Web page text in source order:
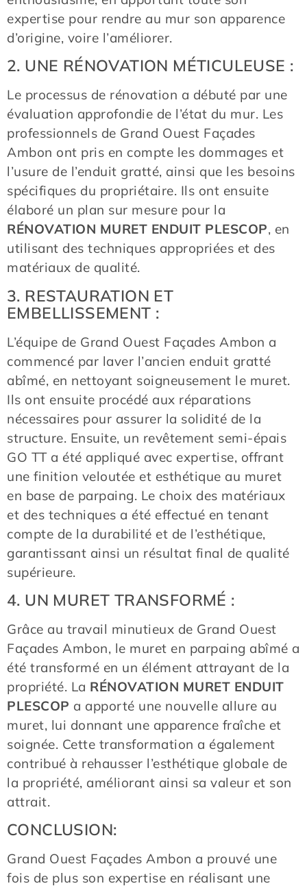
expertise pour rendre au mur son apparence
d’origine, voire l’améliorer.
2. UNE RÉNOVATION MÉTICULEUSE :
Le processus de rénovation a débuté par une
évaluation approfondie de l’état du mur. Les
professionnels de Grand Ouest Façades
Ambon ont pris en compte les dommages et
l’usure de l’enduit gratté, ainsi que les besoins
spécifiques du propriétaire. Ils ont ensuite
élaboré un plan sur mesure pour la
RÉNOVATION MURET ENDUIT PLESCOP, en
utilisant des techniques appropriées et des
matériaux de qualité.
3. RESTAURATION ET
EMBELLISSEMENT :
L’équipe de Grand Ouest Façades Ambon a
commencé par laver l’ancien enduit gratté
abîmé, en nettoyant soigneusement le muret.
Ils ont ensuite procédé aux réparations
nécessaires pour assurer la solidité de la
structure. Ensuite, un revêtement semi-épais
GO TT a été appliqué avec expertise, offrant
une finition veloutée et esthétique au muret
en base de parpaing. Le choix des matériaux
et des techniques a été effectué en tenant
compte de la durabilité et de l’esthétique,
garantissant ainsi un résultat final de qualité
supérieure.
4. UN MURET TRANSFORMÉ :
Grâce au travail minutieux de Grand Ouest
Façades Ambon, le muret en parpaing abîmé a
été transformé en un élément attrayant de la
propriété. La RÉNOVATION MURET ENDUIT
PLESCOP a apporté une nouvelle allure au
muret, lui donnant une apparence fraîche et
soignée. Cette transformation a également
contribué à rehausser l’esthétique globale de
la propriété, améliorant ainsi sa valeur et son
attrait.
CONCLUSION:
Grand Ouest Façades Ambon a prouvé une
fois de plus son expertise en réalisant une